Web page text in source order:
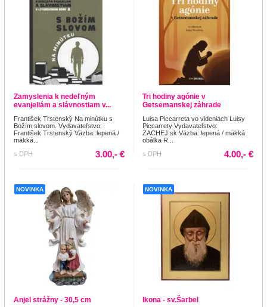
Zamyslenia k nedeľným
evanjeliám a slávnostiam v...
František Trstenský Na minútku s
Božím slovom. Vydavateľstvo:
František Trstenský Väzba: lepená /
mäkká...
s DPH
3.00,- €
Tri hodiny agónie v
Getsemanskej záhrade
Luisa Piccarreta vo videniach Luisy
Piccarrety Vydavateľstvo:
ZACHEJ.sk Väzba: lepená / mäkká
obálka R...
s DPH
4.00,- €
NOVINKA
Anjel strážny - 30,5 cm
NOVINKA
Ikona - sv.Šarbel